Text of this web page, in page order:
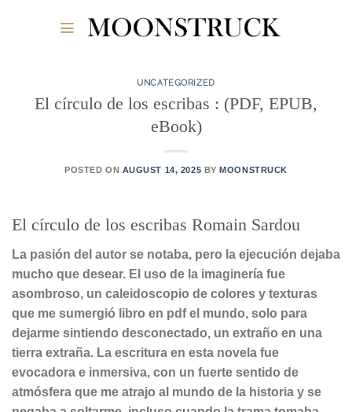
UNCATEGORIZED
El círculo de los escribas : (PDF, EPUB,
eBook)
POSTED ON AUGUST 14, 2025 BYMOONSTRUCK
El círculo de los escribas Romain Sardou
La pasión del autor se notaba, pero la ejecución dejaba
mucho que desear. El uso de la imaginería fue
asombroso, un caleidoscopio de colores y texturas
que me sumergió libro en pdf el mundo, solo para
dejarme sintiendo desconectado, un extraño en una
tierra extraña. La escritura en esta novela fue
evocadora e inmersiva, con un fuerte sentido de
atmósfera que me atrajo al mundo de la historia y se